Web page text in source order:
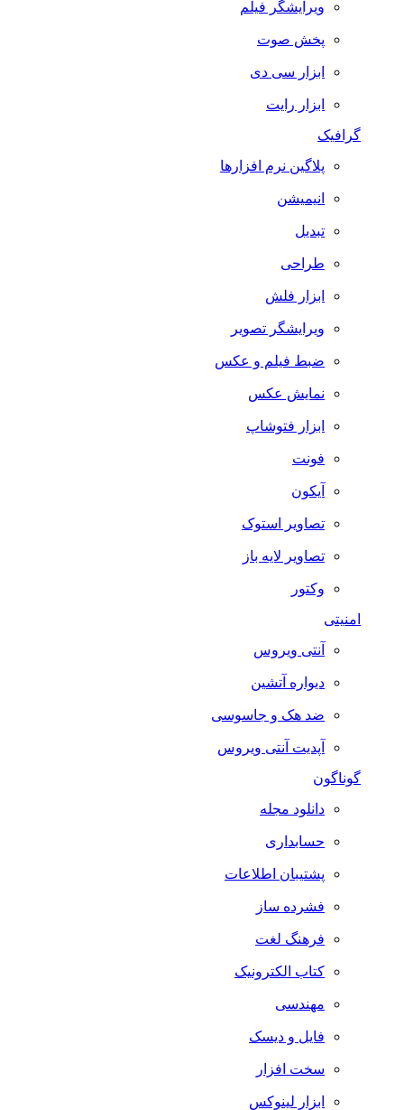
ویرایشگر فیلم
پخش صوت
ابزار سی دی
ابزار رایت
گرافیک
پلاگین نرم افزارها
انیمیشن
تبدیل
طراحی
ابزار فلش
ویرایشگر تصویر
ضبط فيلم و عكس
نمایش عکس
ابزار فتوشاپ
فونت
آیکون
تصاویر استوک
تصاویر لایه باز
وکتور
امنیتی
آنتی ویروس
دیواره آتشین
ضد هک و جاسوسی
آپدیت آنتی ویروس
گوناگون
دانلود مجله
حسابداری
پشتیبان اطلاعات
فشرده ساز
فرهنگ لغت
کتاب الکترونیک
مهندسی
فایل و دیسک
سخت افزار
ابزار لینوکس